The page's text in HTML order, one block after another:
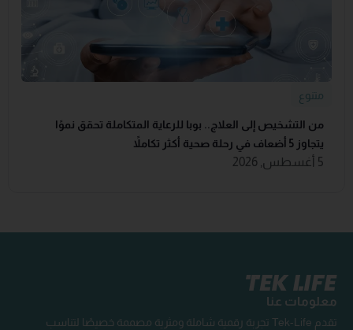
متنوع
من التشخيص إلى العلاج.. بوبا للرعاية المتكاملة تحقق نموًا
يتجاوز 5 أضعاف في رحلة صحية أكثر تكاملاً
5 أغسطس, 2026
معلومات عنا
تقدم Tek-Life تجربة رقمية شاملة ومثرية مصممة خصيصًا لتناسب